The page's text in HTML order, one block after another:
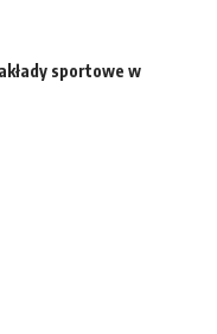
sportowe w